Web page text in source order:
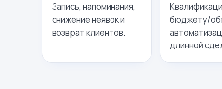
Запись, напоминания,
снижение неявок и
возврат клиентов.
бюджету/
длинной